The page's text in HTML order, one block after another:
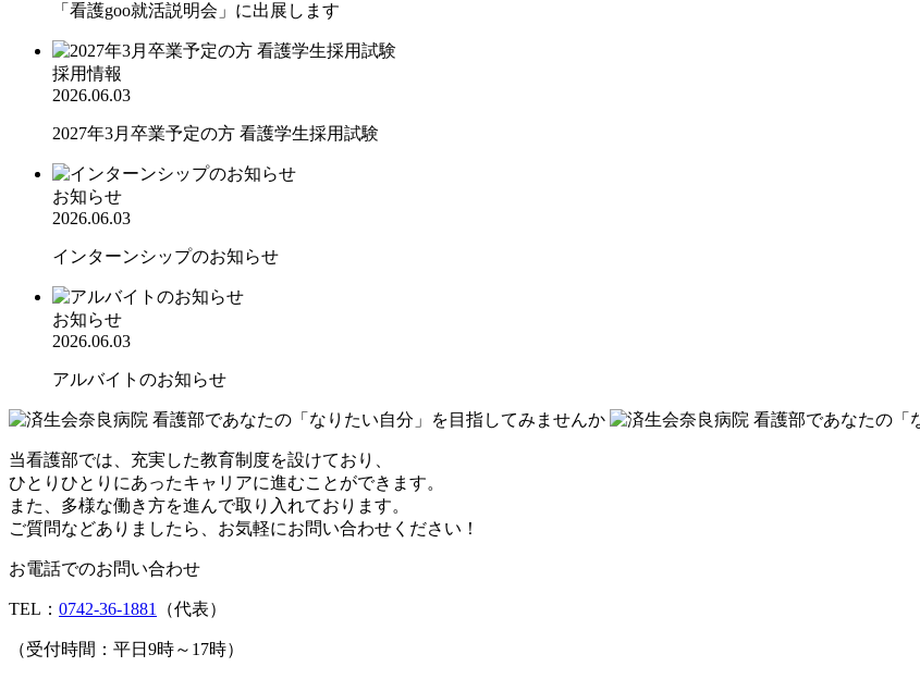
「看護goo就活説明会」に出展します
採用情報
2026.06.03
2027年3月卒業予定の方 看護学生採用試験
お知らせ
2026.06.03
インターンシップのお知らせ
お知らせ
2026.06.03
アルバイトのお知らせ
当看護部では、充実した教育制度を設けており、
ひとりひとりにあったキャリアに進むことができます。
また、多様な働き方を進んで取り入れております。
ご質問などありましたら、お気軽にお問い合わせください！
お電話でのお問い合わせ
TEL： 0742-36-1881 （代表）
（受付時間：平日9時～17時）